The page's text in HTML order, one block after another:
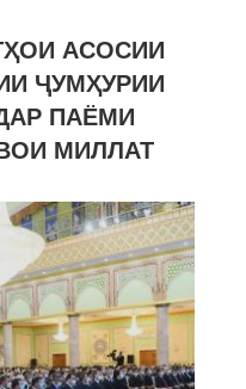
АСОСИИ
ҶУМҲУРИИ
ПАЁМИ
МИЛЛАТ